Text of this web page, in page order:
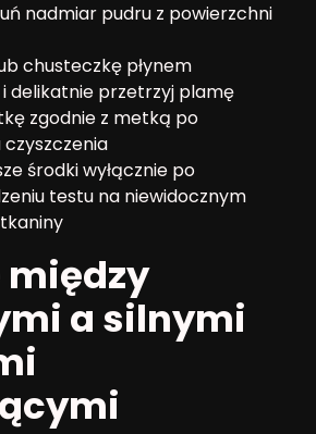
nadmiar pudru z powierzchni
chusteczkę płynem
delikatnie przetrzyj plamę
zgodnie z metką po
środki wyłącznie po
testu na niewidocznym
między
a silnymi